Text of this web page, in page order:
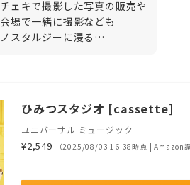
チェキで撮影した写真の販売や
会場で一緒に撮影なども
ノスタルジーに浸る…
ひみつスタジオ [cassette]
ユニバーサル ミュージック
¥2,549 （2025/08/03 16:38時点 | Amazon調